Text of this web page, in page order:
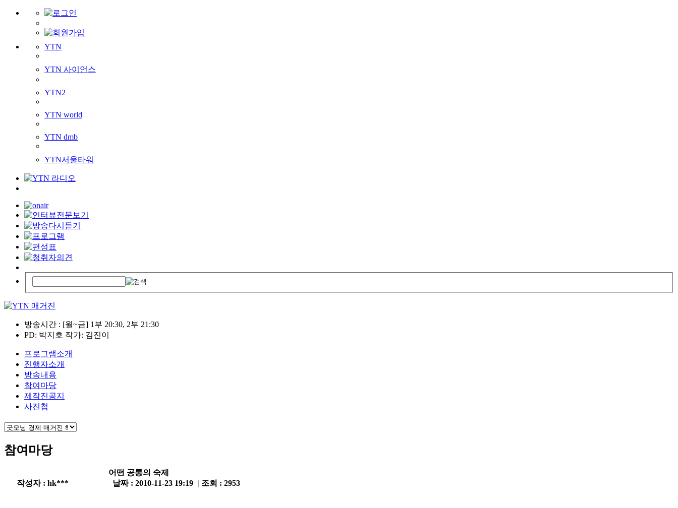
YTN
YTN 사이언스
YTN2
YTN world
YTN dmb
YTN서울타워
방송시간 : [월~금] 1부 20:30, 2부 21:30
PD: 박지호 작가: 김진이
프로그램소개
진행자소개
방송내용
참여마당
제작진공지
사진첩
참여마당
어떤 공통의 숙제
작성자 : hk***
날짜 : 2010-11-23 19:19 | 조회 : 2953